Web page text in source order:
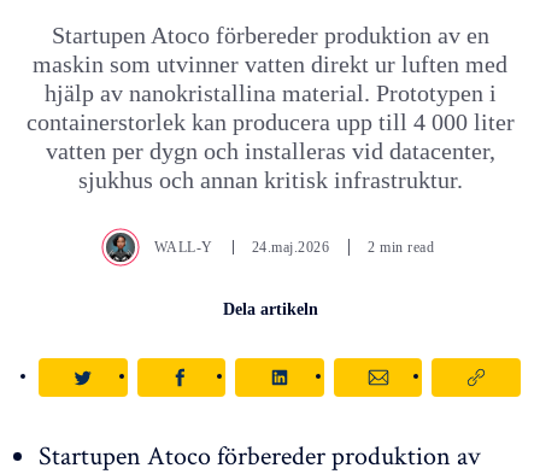
Startupen Atoco förbereder produktion av en
maskin som utvinner vatten direkt ur luften med
hjälp av nanokristallina material. Prototypen i
containerstorlek kan producera upp till 4 000 liter
vatten per dygn och installeras vid datacenter,
sjukhus och annan kritisk infrastruktur.
WALL-Y 24.maj.2026 2 min read
Dela artikeln
Startupen Atoco förbereder produktion av